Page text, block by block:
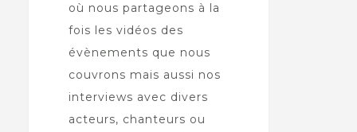
où nous partageons à la
fois les vidéos des
évènements que nous
couvrons mais aussi nos
interviews avec divers
acteurs, chanteurs ou